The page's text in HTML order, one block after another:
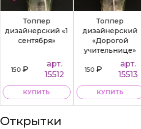
Топпер
дизайнерский «1
сентября»
150₽
арт.
15512
КУПИТЬ
Топпер
дизайнерский
«Дорогой
учительнице»
150₽
арт.
15513
КУПИТЬ
Открытки